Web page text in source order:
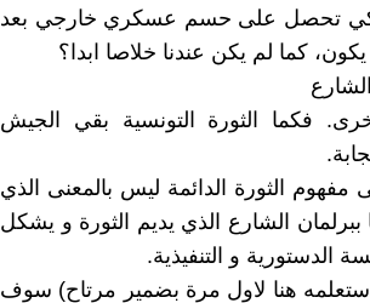
تحصل على حسم عسكري خارجي بعد
كما لم يكن عندنا خلاصا ابدا؟
فكما الثورة التونسية بقي الجيش
مفهوم الثورة الدائمة ليس بالمعنى الذي
ببرلمان الشارع الذي يديم الثورة و يشكل
و التنفيذية.
هنا لاول مرة بضمير مرتاح) سوف